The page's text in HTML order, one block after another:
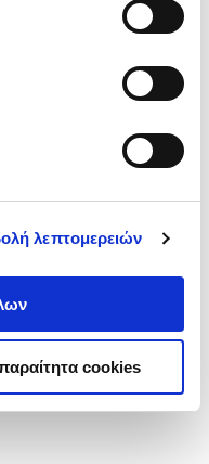
λεπτομερειών
cookies